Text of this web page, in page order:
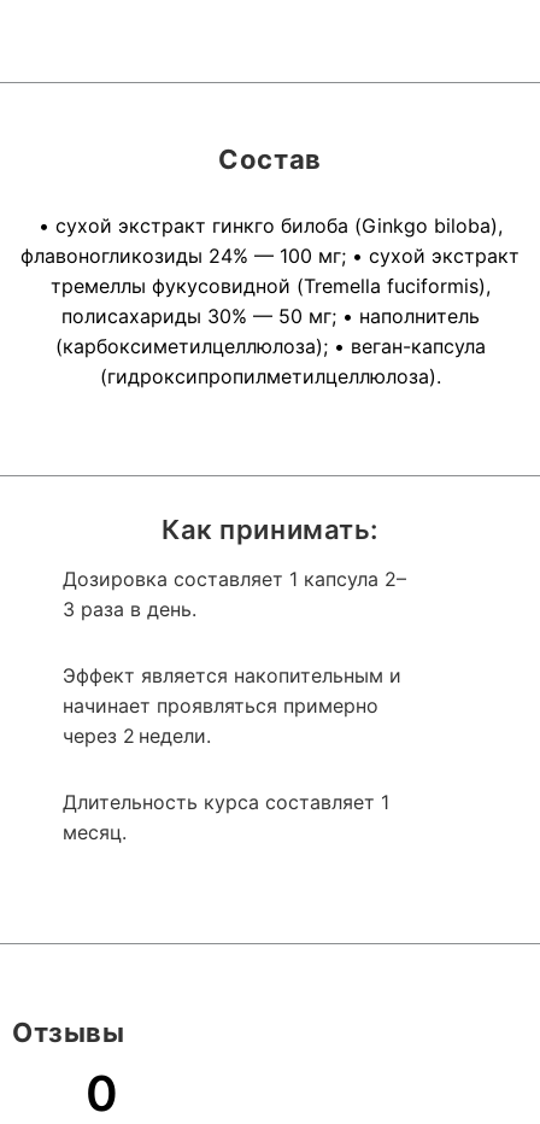
Как принимать:
Дозировка составляет 1 капсула 2–
3 раза в день.
Эффект является накопительным и
начинает проявляться примерно
через 2 недели.
Длительность курса составляет 1
месяц.
Состав
• сухой экстракт гинкго билоба (Ginkgo biloba),
флавоногликозиды 24% — 100 мг; • сухой экстракт
тремеллы фукусовидной (Tremella fuciformis),
полисахариды 30% — 50 мг; • наполнитель
(карбоксиметилцеллюлоза); • веган-капсула
(гидроксипропилметилцеллюлоза).
0
Отзывы